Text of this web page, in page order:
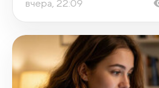
вчера, 22:09